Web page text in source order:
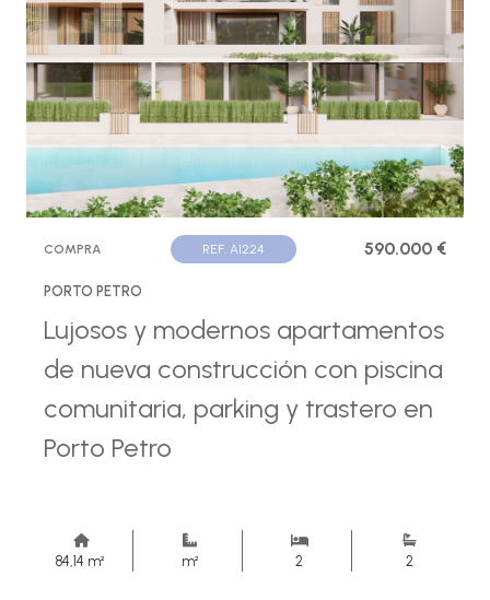
COMPRA REF. A1224 590.000 €
PORTO PETRO
Lujosos y modernos apartamentos
de nueva construcción con piscina
comunitaria, parking y trastero en
Porto Petro
84,14 m² m² 2 2